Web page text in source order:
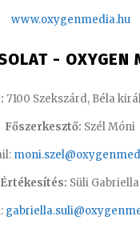
www.oxygenmedia.hu
- OXYGEN
7100 Szekszárd, Béla
Főszerkesztő: Szél Móni
Értékesítés: Süli Gabriella